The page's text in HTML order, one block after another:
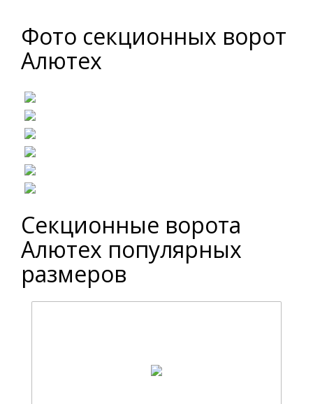
Фото секционных ворот
Алютех
Секционные ворота
Алютех популярных
размеров